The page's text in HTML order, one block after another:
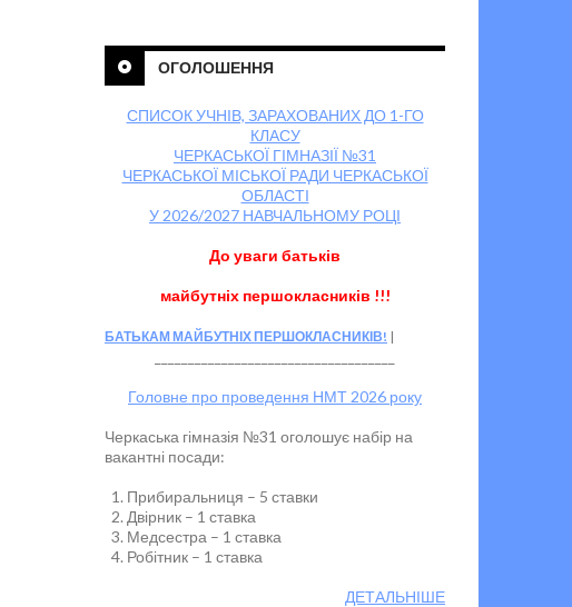
ОГОЛОШЕННЯ
СПИСОК УЧНІВ, ЗАРАХОВАНИХ ДО 1-ГО
КЛАСУ
ЧЕРКАСЬКОЇ ГІМНАЗІЇ №31
ЧЕРКАСЬКОЇ МІСЬКОЇ РАДИ ЧЕРКАСЬКОЇ
ОБЛАСТІ
У 2026/2027 НАВЧАЛЬНОМУ РОЦІ
До уваги батьків
майбутніх першокласників !!!
БАТЬКАМ МАЙБУТНІХ ПЕРШОКЛАСНИКІВ!
Головне про проведення НМТ 2026 року
Черкаська гімназія №31 оголошує набір на
вакантні посади:
Прибиральниця – 5 ставки
Двірник – 1 ставка
Медсестра – 1 ставка
Робітник – 1 ставка
ДЕТАЛЬНІШЕ